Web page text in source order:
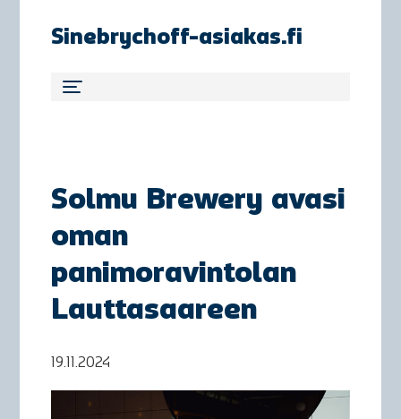
Sinebrychoff-asiakas.fi
Solmu Brewery avasi
oman
panimoravintolan
Lauttasaareen
19.11.2024